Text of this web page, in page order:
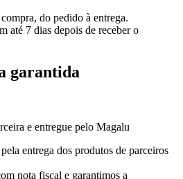
compra, do pedido à entrega.
até 7 dias depois de receber o
garantida
e entregue pelo Magalu
entrega dos produtos de parceiros
nota fiscal e garantimos a